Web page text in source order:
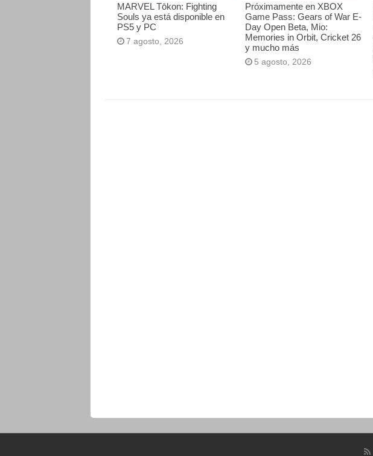
MARVEL Tōkon: Fighting
Souls ya está disponible en
PS5 y PC
7 agosto, 2026
Próximamente en XBOX
Game Pass: Gears of War E-
Day Open Beta, Mio:
Memories in Orbit, Cricket 26
y mucho más
5 agosto, 2026